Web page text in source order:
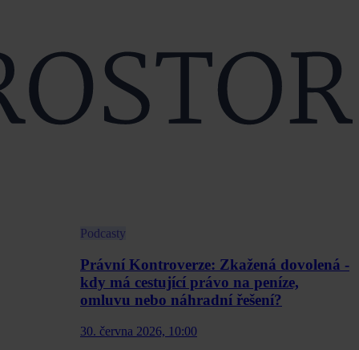
Podcasty
Právní Kontroverze: Zkažená dovolená -
kdy má cestující právo na peníze,
omluvu nebo náhradní řešení?
30. června 2026, 10:00